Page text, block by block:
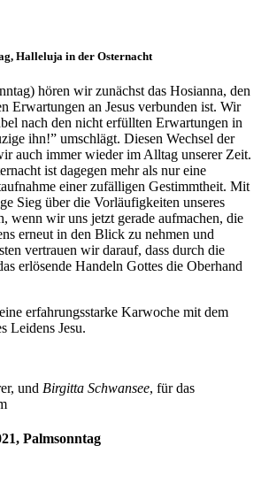
Halleluja in der Osternacht
hören wir zunächst das Hosianna, den
Erwartungen an Jesus verbunden ist. Wir
nach den nicht erfüllten Erwartungen in
ihn!” umschlägt. Diesen Wechsel der
auch immer wieder im Alltag unserer Zeit.
ist dagegen mehr als nur eine
einer zufälligen Gestimmtheit. Mit
Sieg über die Vorläufigkeiten unseres
wenn wir uns jetzt gerade aufmachen, die
erneut in den Blick zu nehmen und
vertrauen wir darauf, dass durch die
erlösende Handeln Gottes die Oberhand
erfahrungsstarke Karwoche mit dem
Leidens Jesu.
und Birgitta Schwansee, für das
Palmsonntag